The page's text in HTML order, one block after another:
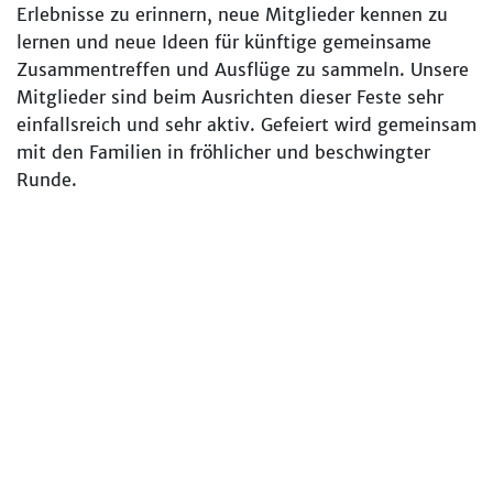
Erlebnisse zu erinnern, neue Mitglieder kennen zu
lernen und neue Ideen für künftige gemeinsame
Zusammentreffen und Ausflüge zu sammeln. Unsere
Mitglieder sind beim Ausrichten dieser Feste sehr
einfallsreich und sehr aktiv. Gefeiert wird gemeinsam
mit den Familien in fröhlicher und beschwingter
Runde.